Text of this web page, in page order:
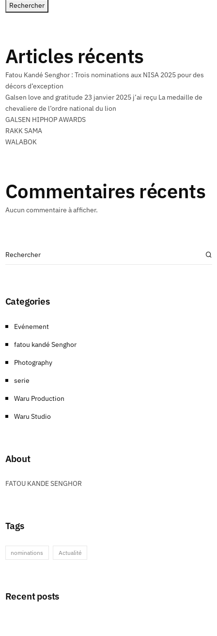
Rechercher
Articles récents
Fatou Kandé Senghor : Trois nominations aux NISA 2025 pour des
décors d’exception
Galsen love and gratitude 23 janvier 2025 j’ai reçu La medaille de
chevaliere de l’ordre national du lion
GALSEN HIPHOP AWARDS
RAKK SAMA
WALABOK
Commentaires récents
Aucun commentaire à afficher.
Categories
Evénement
fatou kandé Senghor
Photography
serie
Waru Production
Waru Studio
About
FATOU KANDE SENGHOR
Tags
nominations Actualité
Recent posts